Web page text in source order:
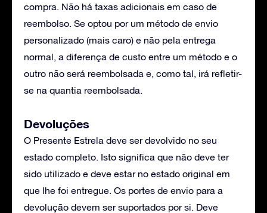
compra. Não há taxas adicionais em caso de
reembolso. Se optou por um método de envio
personalizado (mais caro) e não pela entrega
normal, a diferença de custo entre um método e o
outro não será reembolsada e, como tal, irá refletir-
se na quantia reembolsada.
Devoluções
O Presente Estrela deve ser devolvido no seu
estado completo. Isto significa que não deve ter
sido utilizado e deve estar no estado original em
que lhe foi entregue. Os portes de envio para a
devolução devem ser suportados por si. Deve